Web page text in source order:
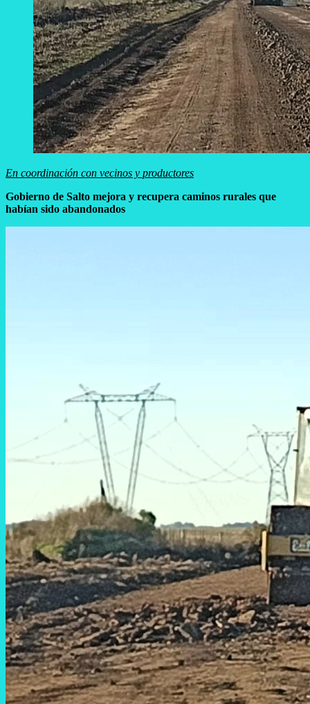
En coordinación con vecinos y productores
Gobierno de Salto mejora y recupera caminos rurales que
habían sido abandonados